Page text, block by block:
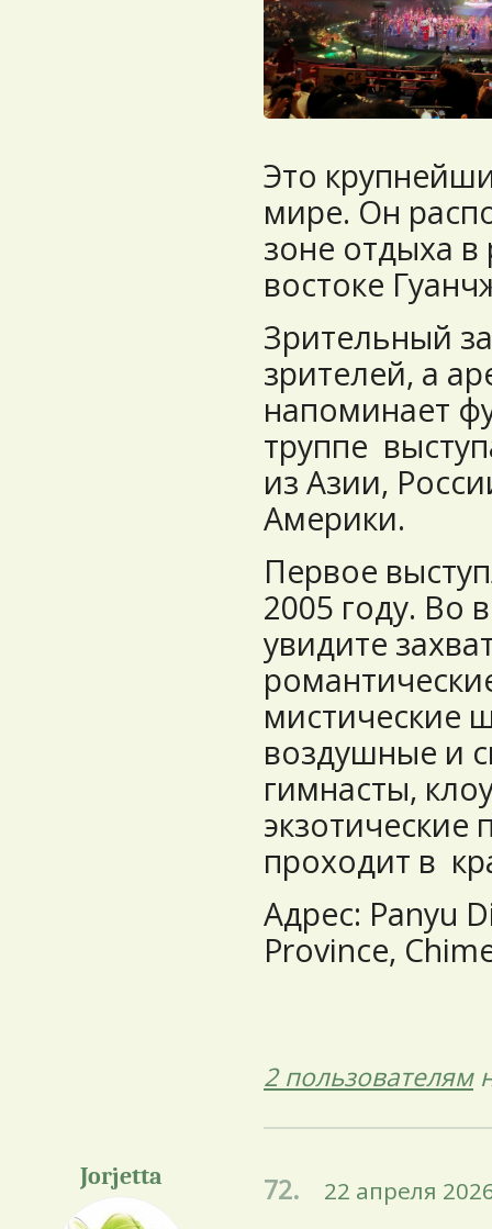
Это
мире. Он
зоне отдыха
востоке
Зрительный
зрителей, а
напоминает
труппе
из Азии,
Америки.
Первое
2005 году. Во
увидите
мистические
воздушные и
гимнасты,
проходит в
Адрес: Panyu
Province,
2 пользователям
Jorjetta 72. 22 апреля